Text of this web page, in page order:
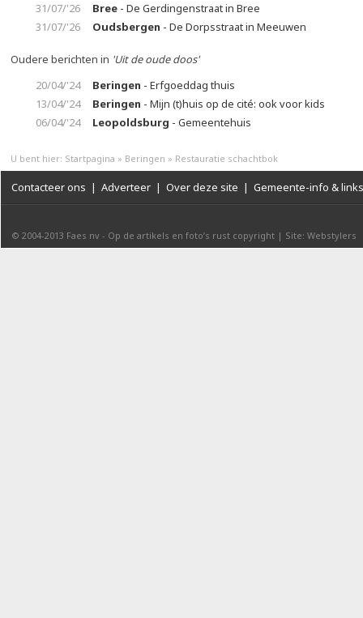
31/07/'26
Bree - De Gerdingenstraat in Bree
31/07/'26
Oudsbergen - De Dorpsstraat in Meeuwen
Oudere berichten in 'Uit de oude doos'
20/04/'24
Beringen - Erfgoeddag thuis
13/04/'24
Beringen - Mijn (t)huis op de cité: ook voor kids
06/04/'24
Leopoldsburg - Gemeentehuis
U bent hier: Startpagina » Beringen » Restauratie schachtbok
Contacteer ons | Adverteer | Over deze site | Gemeente-info & links
© 2004-2013 Faes nv - Op de artikels en foto’s rust copyright | Site: Webstylers